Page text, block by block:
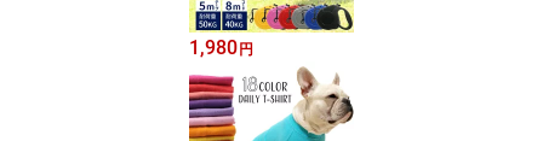
1,980円